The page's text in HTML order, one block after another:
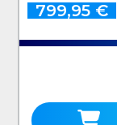
799,95 €